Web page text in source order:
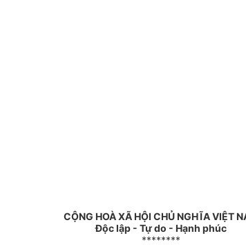
CỘNG HOÀ XÃ HỘI CHỦ NGHĨA VIỆT
Độc lập - Tự do - Hạnh phúc
********